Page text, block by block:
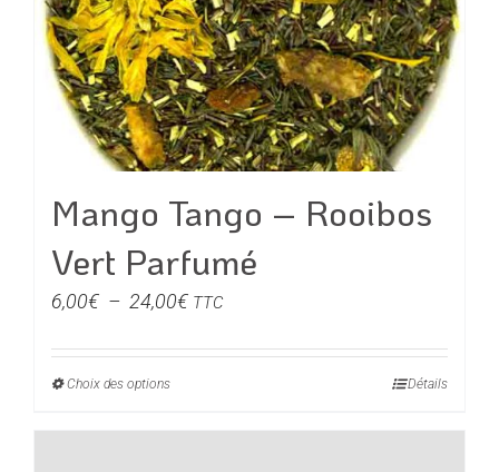
peuvent
être
choisies
sur
la
page
du
produit
Mango Tango – Rooibos
Vert Parfumé
6,00€ – 24,00€Plage
prix :
TTC
Choix des optionsCe
Détails